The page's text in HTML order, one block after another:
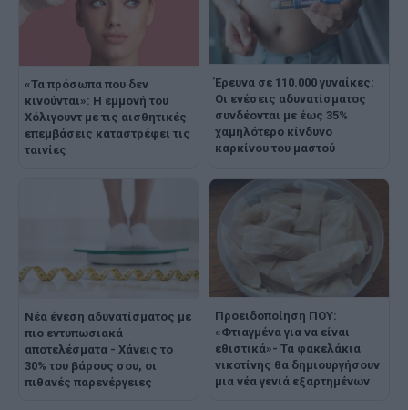
«Τα πρόσωπα που δεν
κινούνται»: Η εμμονή του
Χόλιγουντ με τις αισθητικές
επεμβάσεις καταστρέφει τις
ταινίες
Έρευνα σε 110.000 γυναίκες:
Οι ενέσεις αδυνατίσματος
συνδέονται με έως 35%
χαμηλότερο κίνδυνο
καρκίνου του μαστού
Νέα ένεση αδυνατίσματος με
πιο εντυπωσιακά
αποτελέσματα - Χάνεις το
30% του βάρους σου, οι
πιθανές παρενέργειες
Προειδοποίηση ΠΟΥ:
«Φτιαγμένα για να είναι
εθιστικά»- Τα φακελάκια
νικοτίνης θα δημιουργήσουν
μια νέα γενιά εξαρτημένων